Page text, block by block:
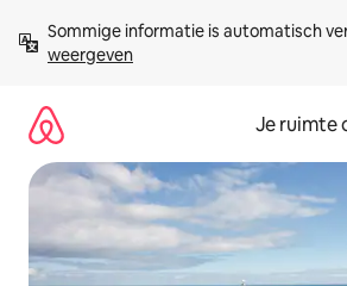
direct
naar
Sommige informatie is automatisch
weergeven
Je ruimte